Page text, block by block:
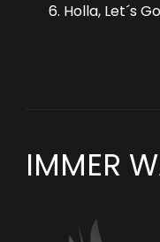
6. Holla, Let´s
IMMER